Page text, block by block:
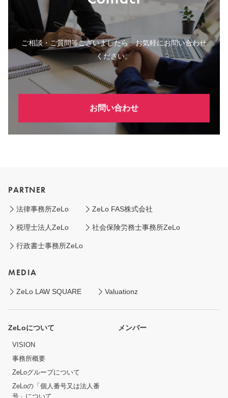
ご相談・ご質問等ございましたら、お気軽にお問い合わせ
ください。
お問い合わせ
PARTNER
法律事務所ZeLo ZeLo FAS株式会社
税理士法人ZeLo 社会保険労務士事務所ZeLo
行政書士事務所ZeLo
MEDIA
ZeLo LAW SQUARE Valuationz
ZeLoについて
VISION
事務所概要
ZeLoグループについて
ZeLoの「個人番号又は法人番
号」について
メンバー